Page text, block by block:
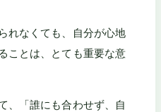
れなくても、自分が心地
ことは、とても重要な意
、「誰にも合わせず、自